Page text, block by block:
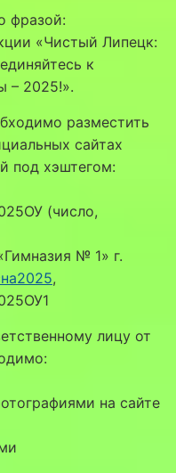
фразой:
«Чистый Липецк:
к
– 2025!».
разместить
сайтах
под хэштегом:
(число,
№ 1» г.
,
лицу от
на сайте